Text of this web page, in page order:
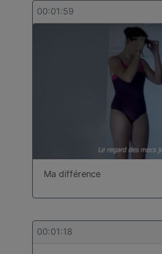
00:01:59
Ma différence
00:01:18